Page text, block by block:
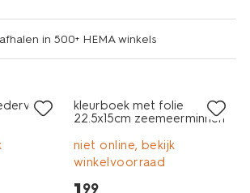
afhalen in 500+ HEMA winkels
kleurboek met folie
22.5x15cm zeemeerminnen
niet online, bekijk
winkelvoorraad
99